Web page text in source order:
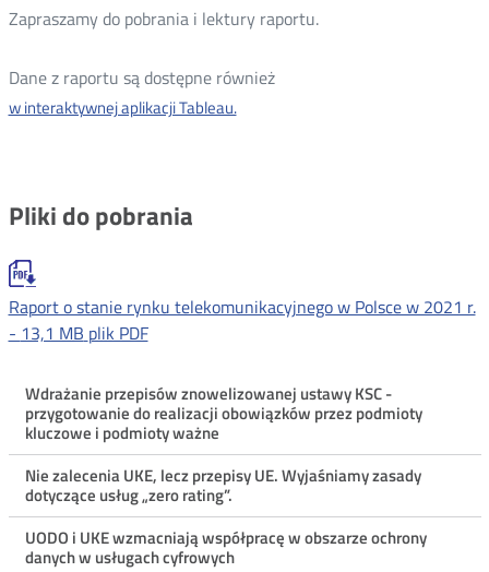
Menu
ostatnie
aktualności
Wdrażanie przepisów znowelizowanej ustawy KSC -
przygotowanie do realizacji obowiązków przez podmioty
kluczowe i podmioty ważne
Nie zalecenia UKE, lecz przepisy UE. Wyjaśniamy zasady
dotyczące usług „zero rating”.
UODO i UKE wzmacniają współpracę w obszarze ochrony
danych w usługach cyfrowych
Zapraszamy do pobrania i lektury raportu.
Dane z raportu są dostępne również
w interaktywnej aplikacji Tableau.Otwórz
Pliki do pobrania
Raport o stanie rynku telekomunikacyjnego w Polsce w 2021 r.
- 13,1 MB plik PDF